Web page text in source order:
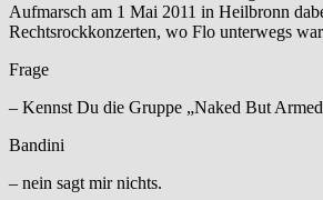
Aufmarsch am 1 Mai 2011 in Heilbronn
Rechtsrockkonzerten, wo Flo unterwegs
Frage
– Kennst Du die Gruppe „Naked But
Bandini
– nein sagt mir nichts.